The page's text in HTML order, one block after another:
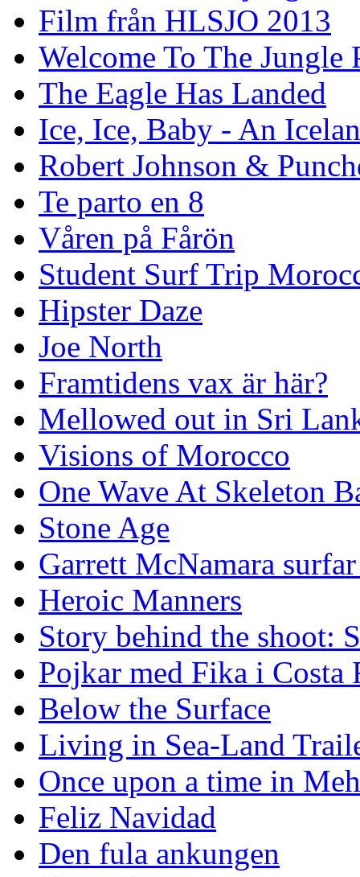
Film från HLSJO 2013
Welcome To The Jungle
The Eagle Has Landed
Ice, Ice, Baby - An
Robert Johnson &
Te parto en 8
Våren på Fårön
Student Surf Trip
Hipster Daze
Joe North
Framtidens vax är här?
Mellowed out in Sri
Visions of Morocco
One Wave At Skeleton
Stone Age
Garrett McNamara
Heroic Manners
Story behind the shoot:
Pojkar med Fika i Costa
Below the Surface
Living in Sea-Land
Once upon a time in
Feliz Navidad
Den fula ankungen